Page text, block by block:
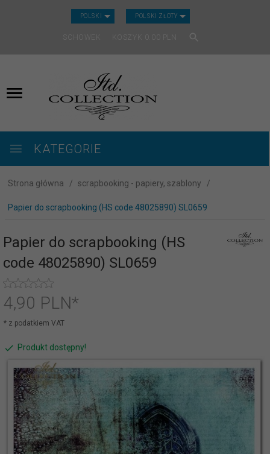
POLSKI CURRENCY_H
POLSKI ZŁOTY
SCHOWEK KOSZYK
KATEGORIE
Strona główna scrapbooking - papiery, szablony
Papier do scrapbooking (HS code 48025890) SL0659
Papier do scrapbooking (HS
code 48025890) SL0659
4,90 PLN*
* z podatkiem VAT
Produkt dostępny!